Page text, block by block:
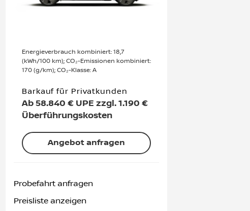
Energieverbrauch kombiniert: 18,7
(kWh/100 km); CO₂-Emissionen kombiniert:
170 (g/km); CO₂-Klasse: A
Barkauf für Privatkunden
Ab 58.840 € UPE zzgl. 1.190 €
Überführungskosten
Angebot anfragen
Probefahrt anfragen
Preisliste anzeigen